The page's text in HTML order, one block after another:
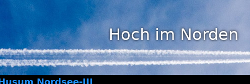
Hoch im Norden
Husum Nordsee-III